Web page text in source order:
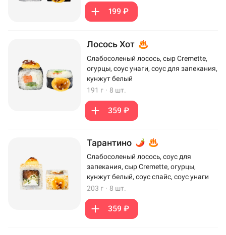
199 ₽
Лосось Хот
Слабосоленый лосось, сыр Cremette,
огурцы, соус унаги, соус для запекания,
кунжут белый
191 г · 8 шт.
359 ₽
Тарантино
Слабосоленый лосось, соус для
запекания, сыр Cremette, огурцы,
кунжут белый, соус спайс, соус унаги
203 г · 8 шт.
359 ₽